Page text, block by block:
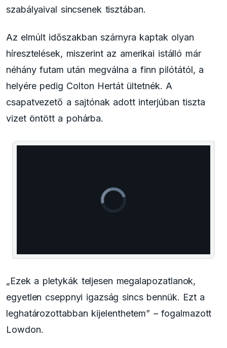
szabályaival sincsenek tisztában.
Az elmúlt időszakban szárnyra kaptak olyan
híresztelések, miszerint az amerikai istálló már
néhány futam után megválna a finn pilótától, a
helyére pedig Colton Hertát ültetnék. A
csapatvezető a sajtónak adott interjúban tiszta
vizet öntött a pohárba.
„Ezek a pletykák teljesen megalapozatlanok,
egyetlen cseppnyi igazság sincs bennük. Ezt a
leghatározottabban kijelenthetem” – fogalmazott
Lowdon.